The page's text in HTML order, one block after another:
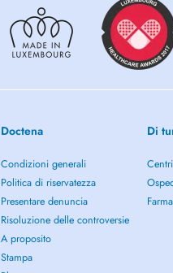
Doctena
Condizioni generali
Politica di riservatezza
Presentare denuncia
Risoluzione delle controversie
A proposito
Stampa
Di